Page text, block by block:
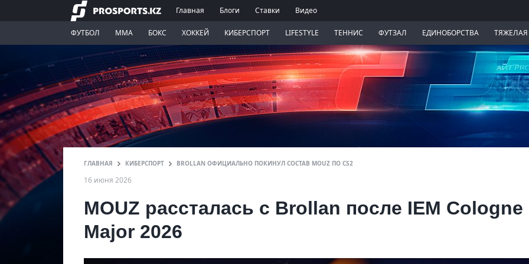
Главная Блоги Ставки Видео
ФУТБОЛ ММА БОКС ХОККЕЙ КИБЕРСПОРТ LIFESTYLE ТЕННИС ФУТЗАЛ ЕДИНОБОРСТВА ТЯЖЕЛАЯ
ГЛАВНАЯ КИБЕРСПОРТ BROLLAN ОФИЦИАЛЬНО ПОКИНУЛ СОСТАВ MOUZ ПО CS2
16 июня 2026
MOUZ рассталась с Brollan после IEM Cologne
Major 2026